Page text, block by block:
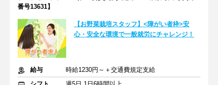
番号13631】
【お野菜栽培スタッフ】<障がい者枠>安
心・安全な環境で一般就労にチャレンジ！
給与
時給1230円～＋交通費規定支給